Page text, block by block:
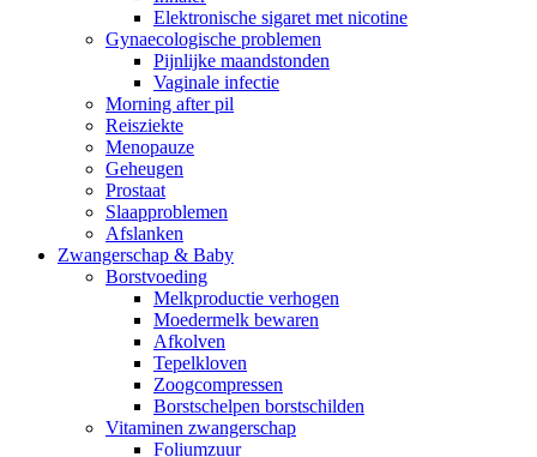
Elektronische sigaret met nicotine
Gynaecologische problemen
Pijnlijke maandstonden
Vaginale infectie
Morning after pil
Reisziekte
Menopauze
Geheugen
Prostaat
Slaapproblemen
Afslanken
Zwangerschap & Baby
Borstvoeding
Melkproductie verhogen
Moedermelk bewaren
Afkolven
Tepelkloven
Zoogcompressen
Borstschelpen borstschilden
Vitaminen zwangerschap
Foliumzuur